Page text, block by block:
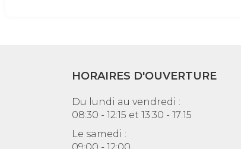
HORAIRES D'OUVERTURE
Du lundi au vendredi :
08:30 - 12:15 et 13:30 - 17:15
Le samedi :
09:00 - 12:00